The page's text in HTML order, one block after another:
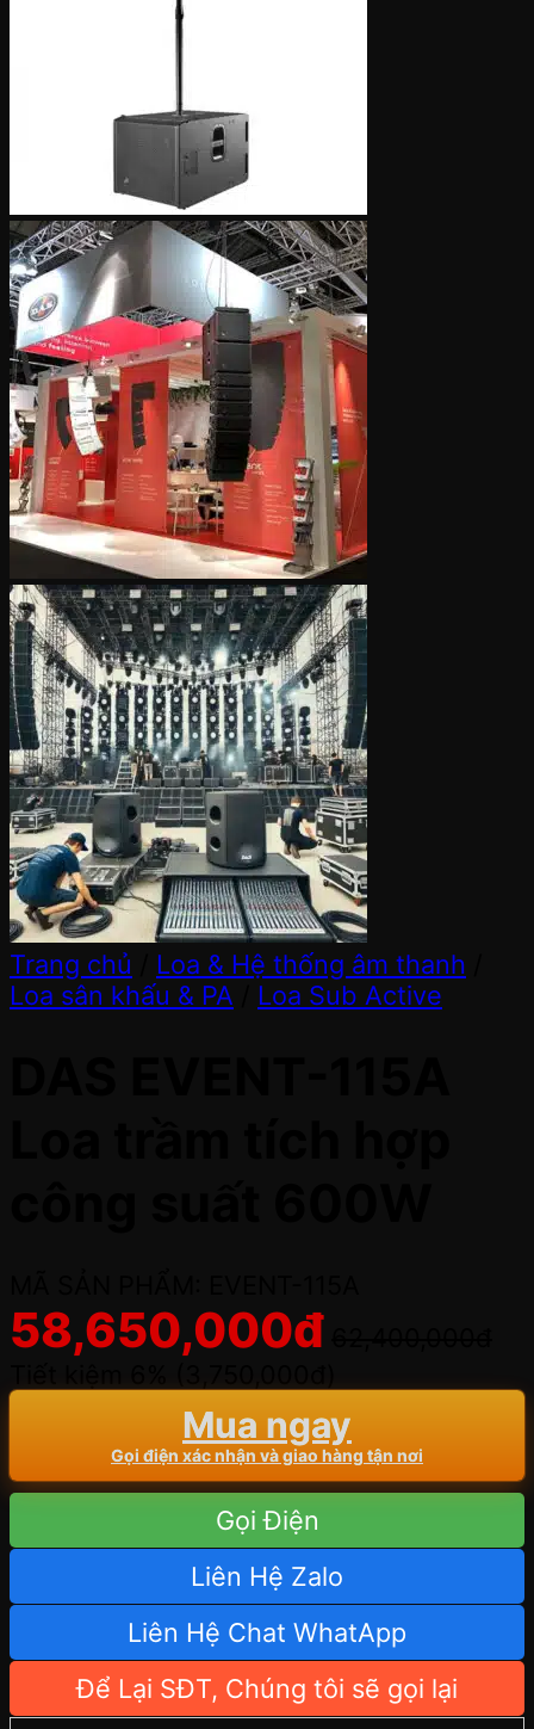
Trang chủ Loa & Hệ thống âm thanh
Loa sân khấu & PA
Loa Sub Active
58,650,000đ
Mua ngay
Gọi điện xác nhận và giao hàng tận nơi
Gọi Điện
Liên Hệ Zalo
Liên Hệ Chat WhatApp
Để Lại SĐT, Chúng tôi sẽ gọi lại